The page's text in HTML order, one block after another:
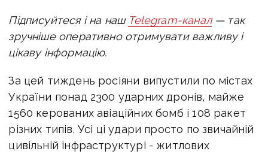
Підписуйтеся і на наш Telegram-канал— так
зручніше оперативно отримувати важливу і
цікаву інформацію.
За цей тиждень росіяни випустили по містах
України понад 2300 ударних дронів, майже
1560 керованих авіаційних бомб і 108 ракет
різних типів. Усі ці удари просто по звичайній
цивільній інфраструктурі - житлових